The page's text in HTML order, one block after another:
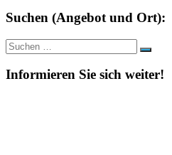
Suchen (Angebot und Ort):
Suche
nach:
Suchen
Informieren Sie sich weiter!